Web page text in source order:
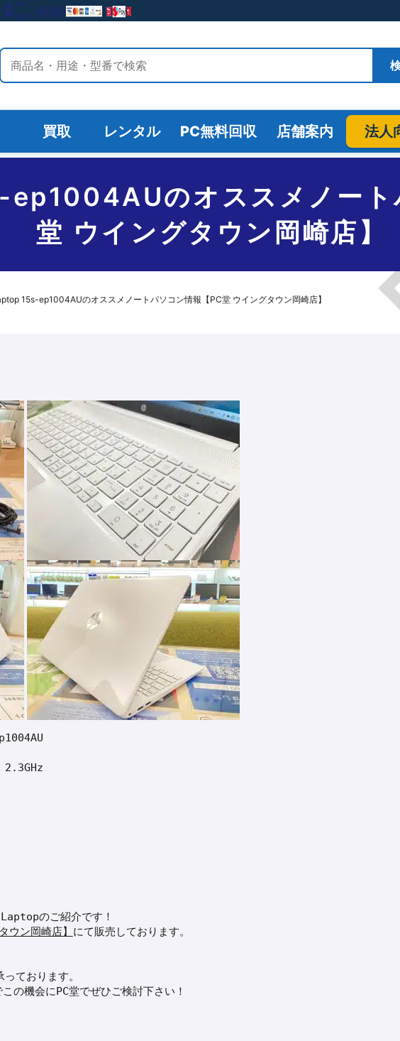
サイト内検索
買取 レンタル PC無料回収 店舗案内 法人
のオススメノート
堂 ウイングタウン岡崎店】
15s-ep1004AUのオススメノートパソコン情報【PC堂 ウイングタウン岡崎店】
のご紹介です！
ウン岡崎店】 にて販売しております。
ております。
の機会にPC堂でぜひご検討下さい！